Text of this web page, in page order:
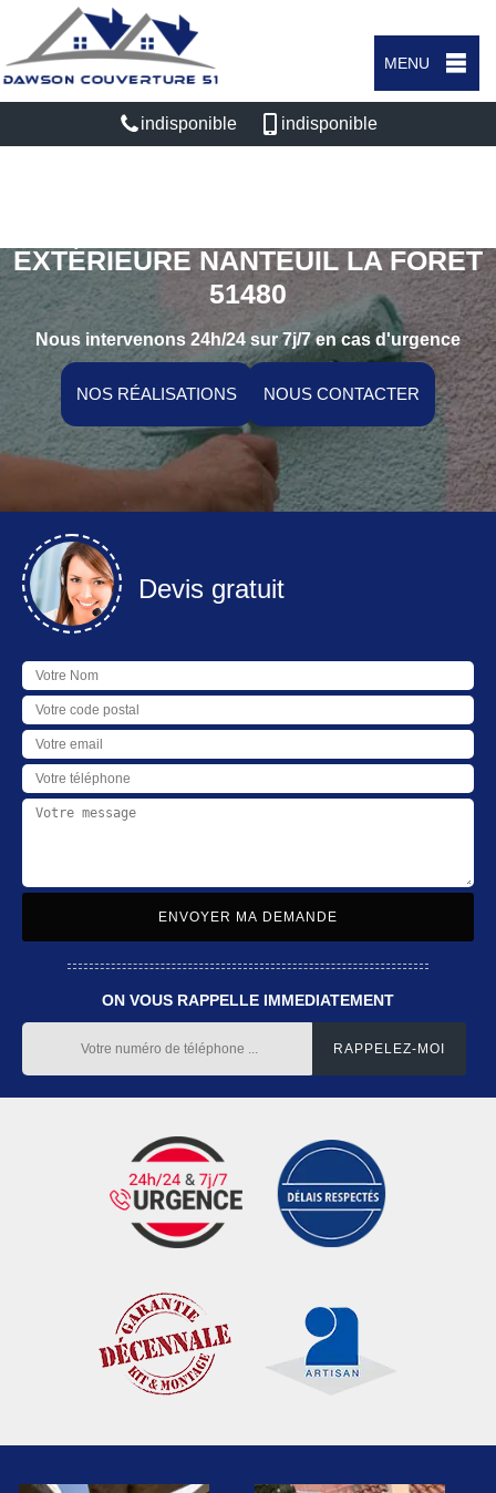
MENU
indisponible indisponible
EXTÉRIEURE NANTEUIL LA FORET
51480
Nous intervenons 24h/24 sur 7j/7 en cas d'urgence
NOS RÉALISATIONS NOUS CONTACTER
Devis gratuit
ON VOUS RAPPELLE IMMEDIATEMENT